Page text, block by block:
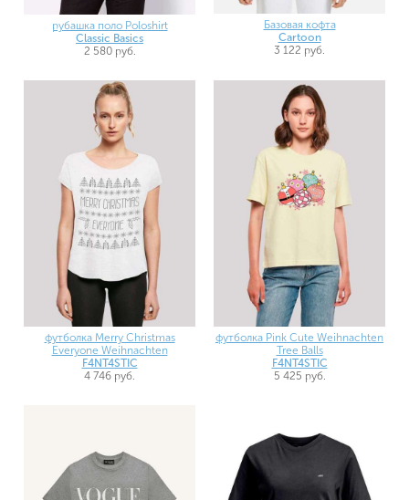
рубашка поло Poloshirt
Classic Basics
2 580 руб.
Базовая кофта
Cartoon
3 122 руб.
футболка Merry Christmas
Everyone Weihnachten
F4NT4STIC
4 746 руб.
футболка Pink Cute Weihnachten
Tree Balls
F4NT4STIC
5 425 руб.